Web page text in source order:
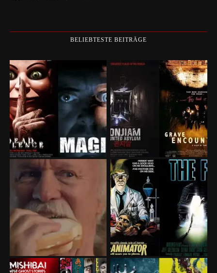
BELIEBTESTE BEITRÄGE